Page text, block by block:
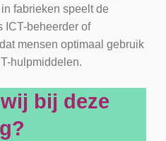
fabrieken speelt de
ICT-beheerder of
mensen optimaal gebruik
hulpmiddelen.
bij deze